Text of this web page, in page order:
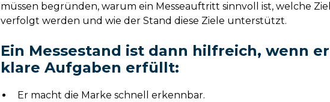
müssen begründen, warum ein Messeauftritt sinnvoll ist, welche
verfolgt werden und wie der Stand diese Ziele unterstützt.
Ein Messestand ist dann hilfreich, wenn er
klare Aufgaben erfüllt:
Er macht die Marke schnell erkennbar.